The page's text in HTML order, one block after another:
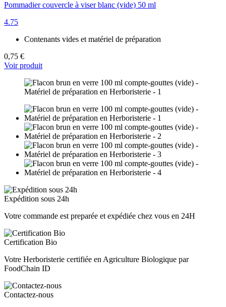
Pommadier couvercle à viser blanc (vide) 50 ml
4.75
Contenants vides et matériel de préparation
0,75 €
Voir produit
Expédition sous 24h
Votre commande est preparée et expédiée chez vous en 24H
Certification Bio
Votre Herboristerie certifiée en Agriculture Biologique par
FoodChain ID
Contactez-nous